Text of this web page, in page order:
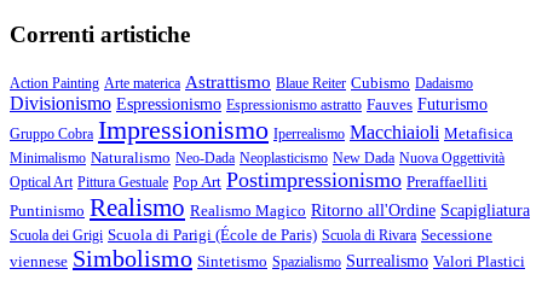
Correnti artistiche
Action Painting Arte materica Astrattismo Blaue Reiter Cubismo Dadaismo
Divisionismo Espressionismo Espressionismo astratto Fauves Futurismo
Gruppo Cobra Impressionismo Iperrealismo Macchiaioli Metafisica
Minimalismo Naturalismo Neo-Dada Neoplasticismo New Dada Nuova Oggettività
Optical Art Pittura Gestuale Pop Art Postimpressionismo Preraffaelliti
Puntinismo Realismo Realismo Magico Ritorno all'Ordine Scapigliatura
Scuola dei Grigi Scuola di Parigi (École de Paris) Scuola di Rivara Secessione
viennese Simbolismo Sintetismo Spazialismo Surrealismo Valori Plastici